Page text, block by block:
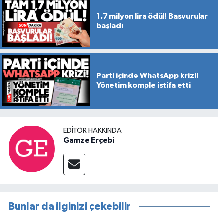
1,7 milyon lira ödül! Başvurular
başladı
Parti içinde WhatsApp krizi!
Yönetim komple istifa etti
EDITÖR HAKKINDA
Gamze Erçebi
Bunlar da ilginizi çekebilir